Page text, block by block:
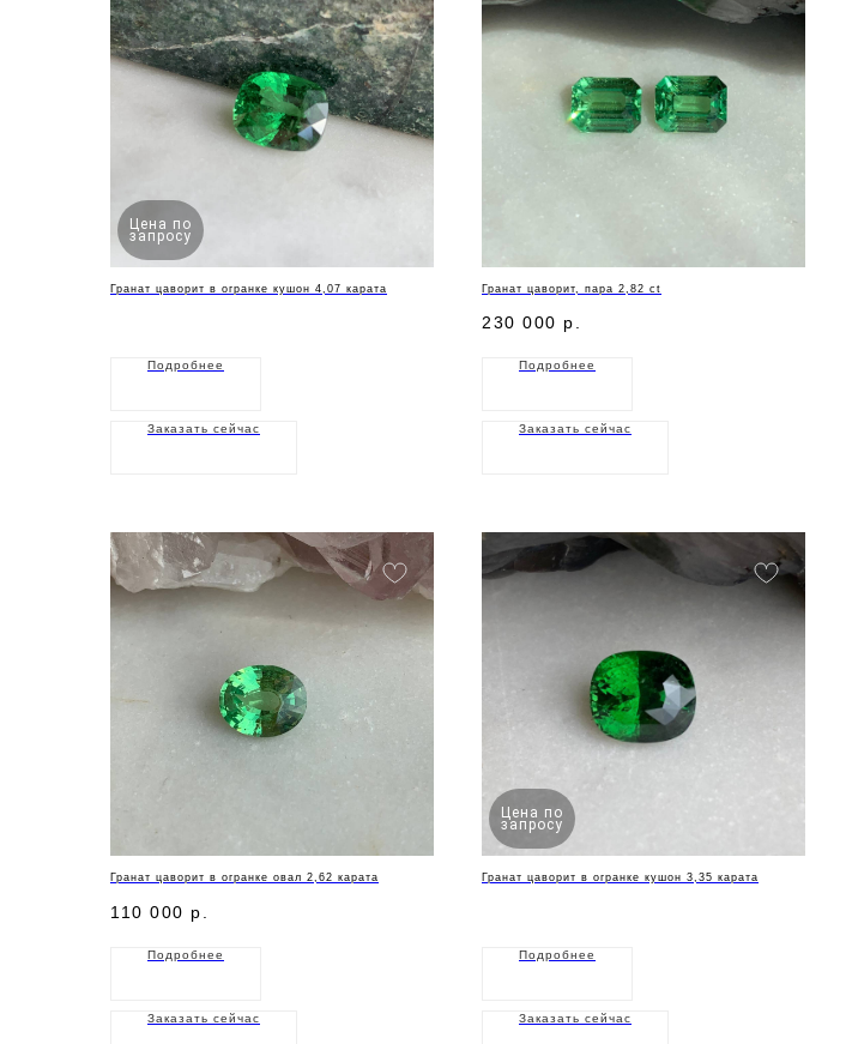
Цена по
запросу
Гранат цаворит в огранке кушон 4,07 карата
Подробнее
Заказать сейчас
Гранат цаворит, пара 2,82 ct
230 000 р.
Подробнее
Заказать сейчас
Гранат цаворит в огранке овал 2,62 карата
110 000 р.
Подробнее
Заказать сейчас
Цена по
запросу
Гранат цаворит в огранке кушон 3,35 карата
Подробнее
Заказать сейчас